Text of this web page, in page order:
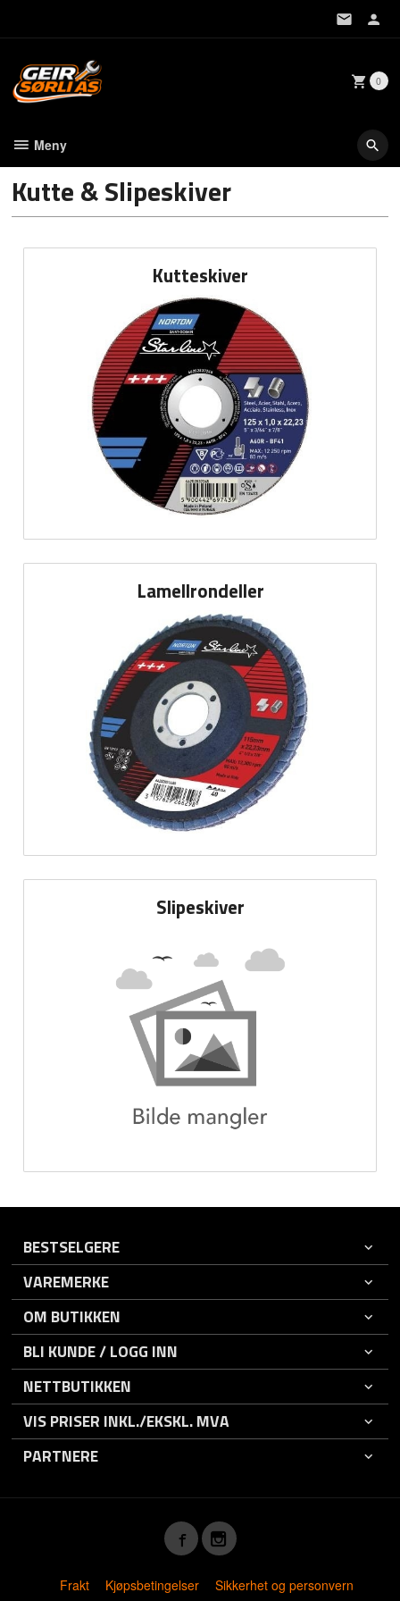
0
Meny
Kutte & Slipeskiver
Kutteskiver
Lamellrondeller
Slipeskiver
BESTSELGERE
VAREMERKE
OM BUTIKKEN
BLI KUNDE / LOGG INN
NETTBUTIKKEN
VIS PRISER INKL./EKSKL. MVA
PARTNERE
Frakt Kjøpsbetingelser Sikkerhet og personvern